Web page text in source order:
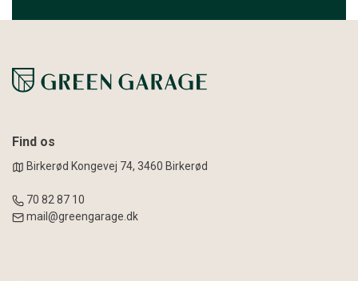
Find os
Birkerød Kongevej 74, 3460 Birkerød
70 82 87 10
mail@greengarage.dk